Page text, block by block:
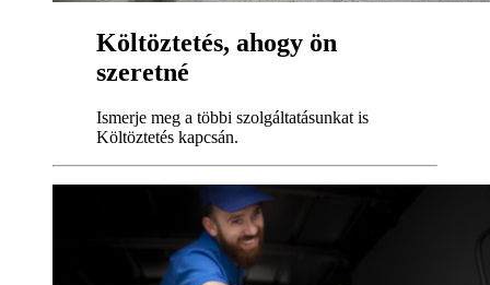
Költöztetés, ahogy ön
szeretné
Ismerje meg a többi szolgáltatásunkat is
Költöztetés kapcsán.